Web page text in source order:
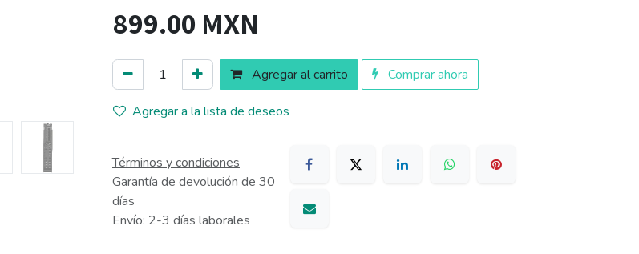
899.00 MXN
Agregar al carrito Comprar ahora
Agregar a la lista de deseos
Términos y condiciones
Garantía de devolución de 30
días
Envío: 2-3 días laborales